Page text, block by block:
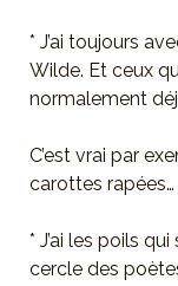
* J’ai toujours
Wilde. Et ceux
normalement
C’est vrai par
carottes rapées…
* J’ai les poils
cercle des